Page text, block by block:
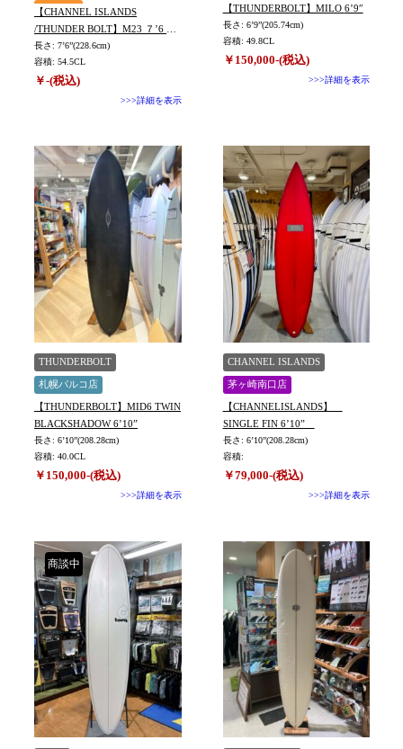
北九州店
【CHANNEL ISLANDS
/THUNDER BOLT】M23 ７’6 新
品 未使用 アウトレット特別
価格
長さ: 7’6”(228.6cm)
容積: 54.5CL
￥-(税込)
>>>詳細を表示
【THUNDERBOLT】MILO 6’9″
長さ: 6’9”(205.74cm)
容積: 49.8CL
￥150,000-(税込)
>>>詳細を表示
THUNDERBOLT
札幌パルコ店
【THUNDERBOLT】MID6 TWIN
BLACKSHADOW 6’10”
長さ: 6’10”(208.28cm)
容積: 40.0CL
￥150,000-(税込)
>>>詳細を表示
CHANNEL ISLANDS
茅ヶ崎南口店
【CHANNELISLANDS】
SINGLE FIN 6’10”
長さ: 6’10”(208.28cm)
容積:
￥79,000-(税込)
>>>詳細を表示
商談中